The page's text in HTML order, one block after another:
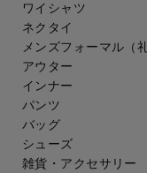
ワイシャツ
ネクタイ
メンズフォーマル （
アウター
インナー
パンツ
バッグ
シューズ
雑貨・アクセサリー